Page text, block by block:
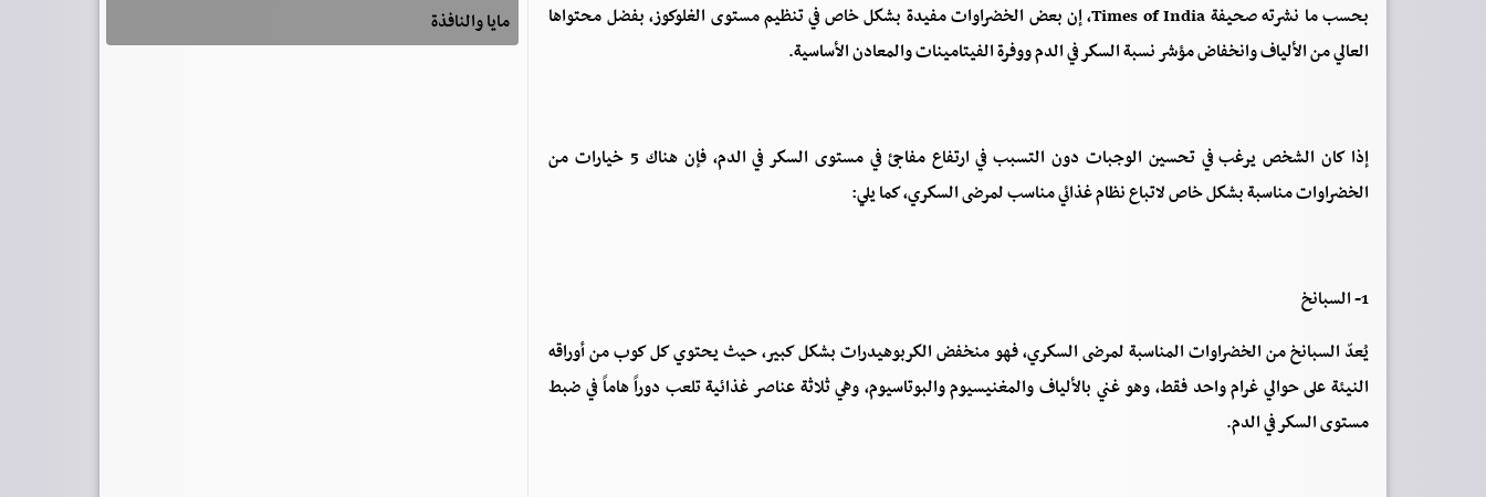
بحسب ما نشرته صحيفة Times of India، إن بعض الخضراوات مفيدة بشكل خاص في تنظيم مستوى الغلوكوز، بفضل محتواها
العالي من الألياف وانخفاض مؤشر نسبة السكر في الدم ووفرة الفيتامينات والمعادن الأساسية.
إذا كان الشخص يرغب في تحسين الوجبات دون التسبب في ارتفاع مفاجئ في مستوى السكر في الدم، فإن هناك 5 خيارات من
الخضراوات مناسبة بشكل خاص لاتباع نظام غذائي مناسب لمرضى السكري، كما يلي:
1- السبانخ
يُعدّ السبانخ من الخضراوات المناسبة لمرضى السكري، فهو منخفض الكربوهيدرات بشكل كبير، حيث يحتوي كل كوب من أوراقه
النيئة على حوالي غرام واحد فقط، وهو غني بالألياف والمغنيسيوم والبوتاسيوم، وهي ثلاثة عناصر غذائية تلعب دوراً هاماً في ضبط
مستوى السكر في الدم.
مايا والنافذة